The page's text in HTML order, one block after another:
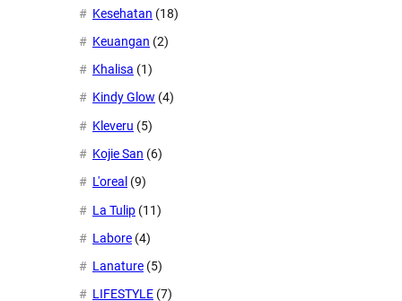
Kesehatan (18)
Keuangan (2)
Khalisa (1)
Kindy Glow (4)
Kleveru (5)
Kojie San (6)
L'oreal (9)
La Tulip (11)
Labore (4)
Lanature (5)
LIFESTYLE (7)